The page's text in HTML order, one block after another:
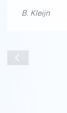
B. Kleijn